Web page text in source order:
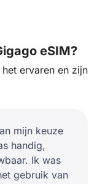
eSIM?
ervaren en zijn
mijn keuze
handig,
Ik was
gebruik van